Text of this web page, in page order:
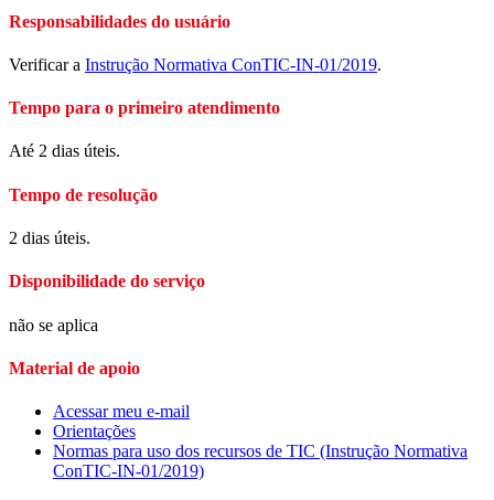
Responsabilidades do usuário
Verificar a Instrução Normativa ConTIC-IN-01/2019.
Tempo para o primeiro atendimento
Até 2 dias úteis.
Tempo de resolução
2 dias úteis.
Disponibilidade do serviço
não se aplica
Material de apoio
Acessar meu e-mail
Orientações
Normas para uso dos recursos de TIC (Instrução Normativa
ConTIC-IN-01/2019)